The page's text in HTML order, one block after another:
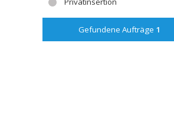
Gefundene Aufträge 1